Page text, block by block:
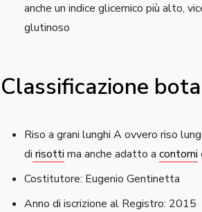
anche un indice glicemico più alto,
glutinoso
Classificazione
Riso a grani lunghi A ovvero riso
di risotti ma anche adatto a contorni
Costitutore: Eugenio Gentinetta
Anno di iscrizione al Registro: 2015